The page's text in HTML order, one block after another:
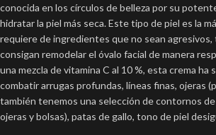
conocida en los círculos de belleza por su
hidratar la piel más seca. Este tipo de piel es la
requiere de ingredientes que no sean agresivos,
consigan remodelar el óvalo facial de manera
una mezcla de vitamina C al 10 %, esta crema ha
combatir arrugas profundas, líneas finas, ojeras
también tenemos una selección de contornos
ojeras y bolsas), patas de gallo, tono de piel